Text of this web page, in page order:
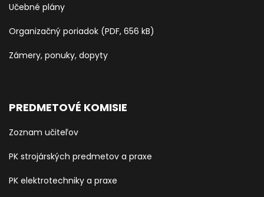
Učebné plány
Organizačný poriadok (PDF, 656 kB)
Zámery, ponuky, dopyty
PREDMETOVÉ KOMISIE
Zoznam učiteľov
PK strojárských predmetov a praxe
PK elektrotechniky a praxe